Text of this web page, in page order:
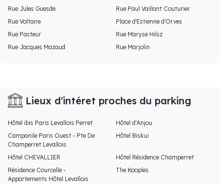
Rue Jules Guesde
Rue Paul Vaillant Couturier
Rue Voltaire
Place d'Estienne d'Orves
Rue Pasteur
Rue Maryse Hilsz
Rue Jacques Mazaud
Rue Marjolin
Lieux d'intéret proches du parking
Hôtel ibis Paris Levallois Perret
Hôtel d'Anjou
Campanile Paris Ouest - Pte De
Champerret Levallois
Hôtel Biskui
Hôtel CHEVALLIER
Hôtel Résidence Champerret
Résidence Courcelle -
Appartements Hôtel Levallois
The Kooples